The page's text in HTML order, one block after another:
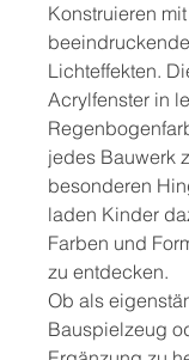
Konstruieren mit
Lichteffekten.
Acrylfenster in
jedes Bauwerk
besonderen
laden Kinder
Farben und
zu entdecken.
Ob als
Bauspielzeug